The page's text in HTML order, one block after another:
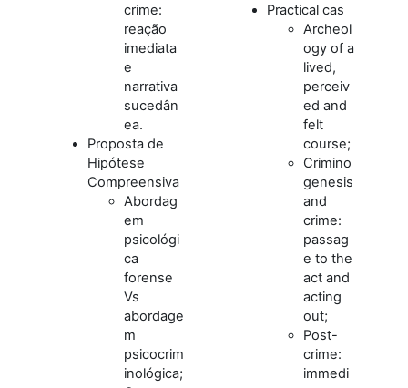
crime:
reação
imediata
e
narrativa
sucedân
ea.
Proposta de
Hipótese
Compreensiva
Abordag
em
psicológi
ca
forense
Vs
abordage
m
psicocrim
inológica;
Practical cas
Archeol
ogy of a
lived,
perceiv
ed and
felt
course;
Crimino
genesis
and
crime:
passag
e to the
act and
acting
out;
Post-
crime:
immedi